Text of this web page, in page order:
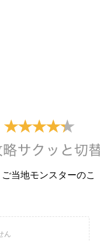
当地モンスターのこ